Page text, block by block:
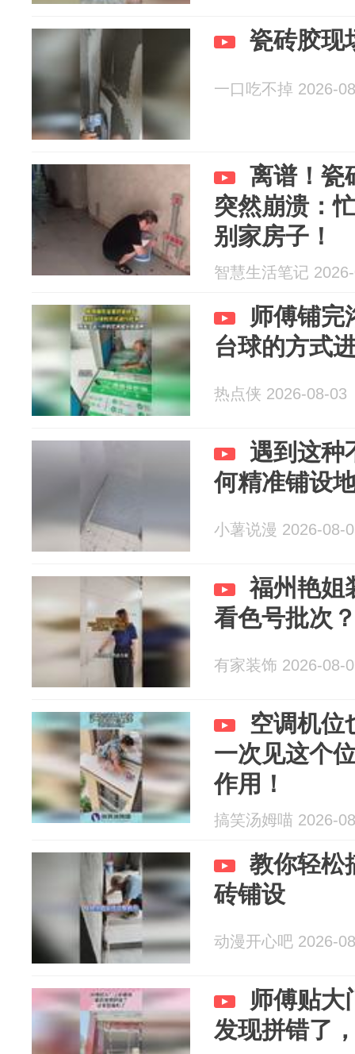
瓷砖胶现
一口吃不掉 2026-
离谱！瓷
突然崩溃：
别家房子！
智慧生活笔记
师傅铺完
台球的方式
热点侠 2026-08-03
遇到这种
何精准铺设
小薯说漫 2026-08-
福州艳姐
看色号批次
有家装饰 2026-08-
空调机位
一次见这个
作用！
搞笑汤姆喵 2026-
教你轻松
砖铺设
动漫开心吧 2026-
师傅贴大
发现拼错了